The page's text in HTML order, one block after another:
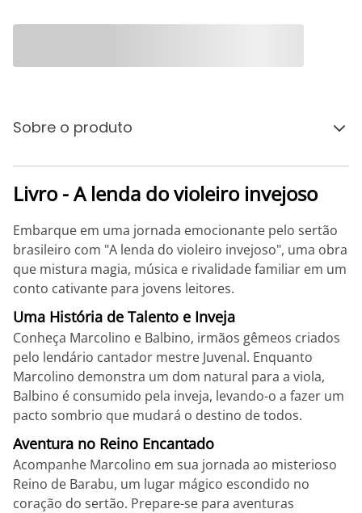
Sobre o produto
Livro - A lenda do violeiro invejoso
Embarque em uma jornada emocionante pelo sertão
brasileiro com "A lenda do violeiro invejoso", uma obra
que mistura magia, música e rivalidade familiar em um
conto cativante para jovens leitores.
Uma História de Talento e Inveja
Conheça Marcolino e Balbino, irmãos gêmeos criados
pelo lendário cantador mestre Juvenal. Enquanto
Marcolino demonstra um dom natural para a viola,
Balbino é consumido pela inveja, levando-o a fazer um
pacto sombrio que mudará o destino de todos.
Aventura no Reino Encantado
Acompanhe Marcolino em sua jornada ao misterioso
Reino de Barabu, um lugar mágico escondido no
coração do sertão. Prepare-se para aventuras